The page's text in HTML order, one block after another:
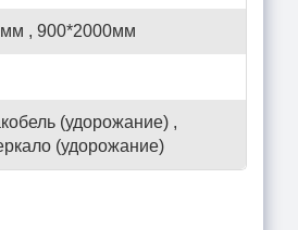
, 900*2000мм
(удорожание) ,
(удорожание)